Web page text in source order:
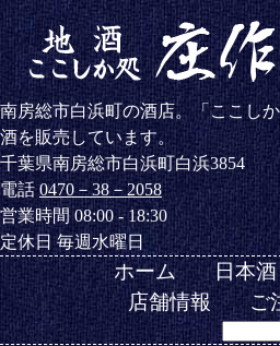
南房総市白浜町の酒店。「ここし
酒を販売しています。
千葉県南房総市白浜町白浜3854
電話0470－38－2058
営業時間 08:00 - 18:30
定休日 毎週水曜日
ホーム 日本酒
店舗情報
ご